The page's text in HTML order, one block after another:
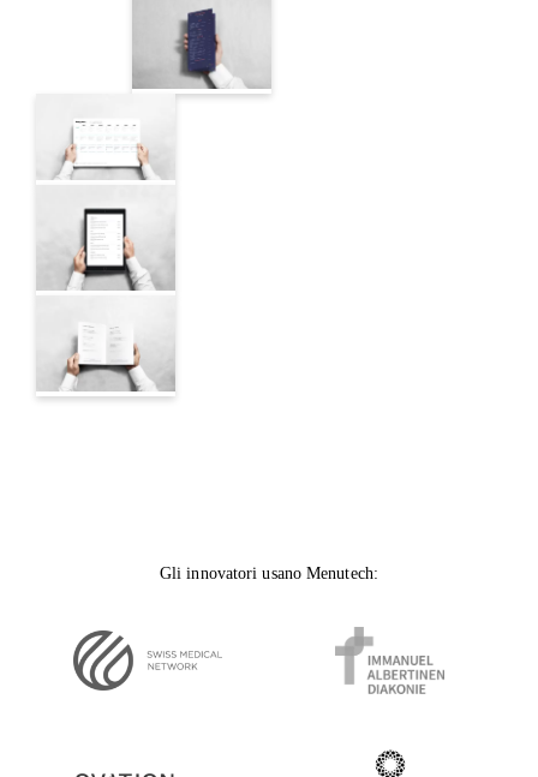
Gli innovatori usano Menutech: